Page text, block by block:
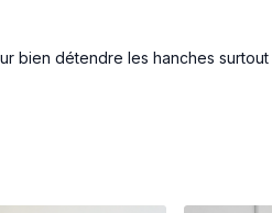
détendre les hanches